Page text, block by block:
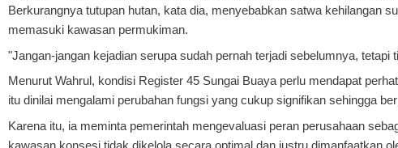
Berkurangnya tutupan hutan, kata dia, menyebabkan satwa kehilangan
memasuki kawasan permukiman.
"Jangan-jangan kejadian serupa sudah pernah terjadi sebelumnya, tetapi
Menurut Wahrul, kondisi Register 45 Sungai Buaya perlu mendapat
itu dinilai mengalami perubahan fungsi yang cukup signifikan sehingga
Karena itu, ia meminta pemerintah mengevaluasi peran perusahaan
kawasan konsesi tidak dikelola secara optimal dan justru dimanfaatkan